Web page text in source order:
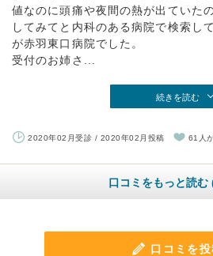
値なのに頭痛や夜間の熱が出ていた
してみてと内科のある病院で検索し
が赤羽東口病院でした。
受付のお姉さ...
続きを読む
2020年02月受診 / 2020年02月投稿 61人
口コミをもっと読む
口コミを投